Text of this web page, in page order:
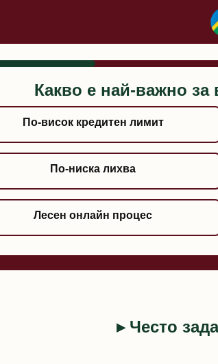
Какво е най-важно за
По-висок кредитен лимит
По-ниска лихва
Лесен онлайн процес
▸ Често